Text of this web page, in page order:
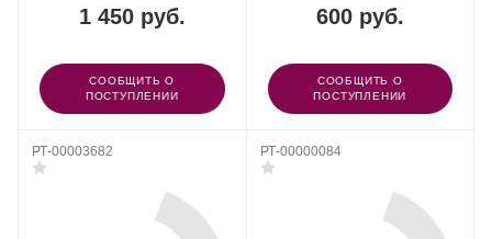
1 450 руб.
СООБЩИТЬ О
ПОСТУПЛЕНИИ
600 руб.
СООБЩИТЬ О
ПОСТУПЛЕНИИ
РТ-00003682 РТ-00000084